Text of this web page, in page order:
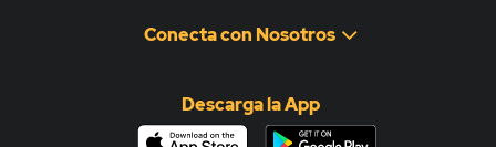
Conecta con Nosotros
Descarga la App